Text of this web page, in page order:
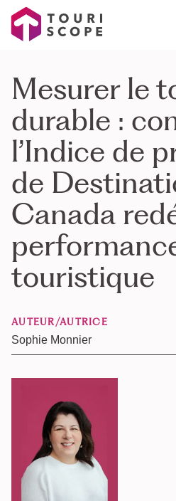
Mesurer le
durable :
l’Indice de
de
Canada
touristique
AUTEUR/AUTRICE
Sophie Monnier